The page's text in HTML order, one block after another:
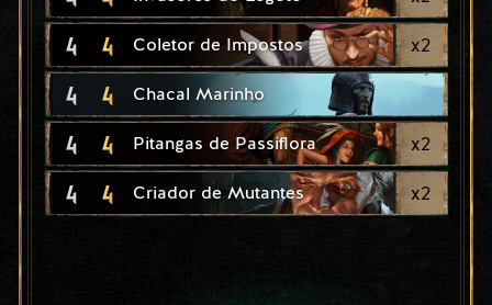
4 4 Coletor de Impostos x2
4 4 Chacal Marinho
4 4 Pitangas de Passiflora x2
4 4 Criador de Mutantes x2